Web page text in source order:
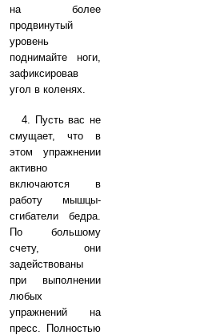
на более
продвинутый
уровень
поднимайте ноги,
зафиксировав
угол в коленях.
4. Пусть вас не
смущает, что в
этом упражнении
активно
включаются в
работу мышцы-
сгибатели бедра.
По большому
счету, они
задействованы
при выполнении
любых
упражнений на
пресс. Полностью